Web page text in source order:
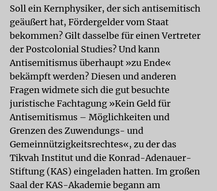
Soll ein Kernphysiker, der sich antisemitisch
geäußert hat, Fördergelder vom Staat
bekommen? Gilt dasselbe für einen Vertreter
der Postcolonial Studies? Und kann
Antisemitismus überhaupt »zu Ende«
bekämpft werden? Diesen und anderen
Fragen widmete sich die gut besuchte
juristische Fachtagung »Kein Geld für
Antisemitismus – Möglichkeiten und
Grenzen des Zuwendungs- und
Gemeinnützigkeitsrechtes«, zu der das
Tikvah Institut und die Konrad-Adenauer-
Stiftung (KAS) eingeladen hatten. Im großen
Saal der KAS-Akademie begann am